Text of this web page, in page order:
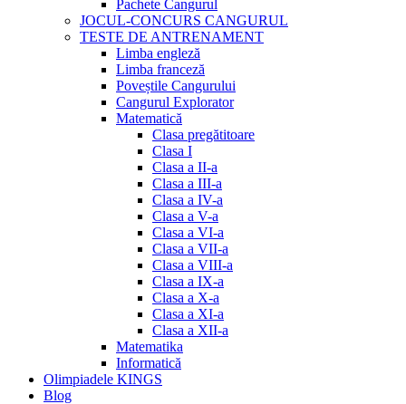
Pachete Cangurul
JOCUL-CONCURS CANGURUL
TESTE DE ANTRENAMENT
Limba engleză
Limba franceză
Poveștile Cangurului
Cangurul Explorator
Matematică
Clasa pregătitoare
Clasa I
Clasa a II-a
Clasa a III-a
Clasa a IV-a
Clasa a V-a
Clasa a VI-a
Clasa a VII-a
Clasa a VIII-a
Clasa a IX-a
Clasa a X-a
Clasa a XI-a
Clasa a XII-a
Matematika
Informatică
Olimpiadele KINGS
Blog